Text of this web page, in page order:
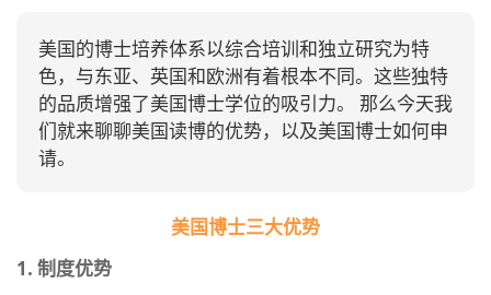
美国的博士培养体系以综合培训和独立研究为特
色，与东亚、英国和欧洲有着根本不同。这些独特
的品质增强了美国博士学位的吸引力。 那么今天我
们就来聊聊美国读博的优势，以及美国博士如何申
请。
美国博士三大优势
1. 制度优势